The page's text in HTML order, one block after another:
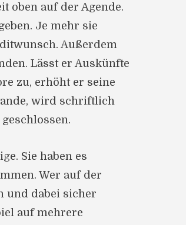
oben auf der Agende.
Je mehr sie
Außerdem
Lässt er Auskünfte
zu, erhöht er seine
wird schriftlich
Sie haben es
Wer auf der
und dabei sicher
auf mehrere